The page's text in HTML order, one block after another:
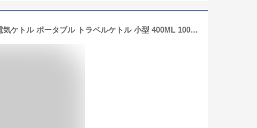
【ポイント最大10倍エント必要+500円割引】電気ケトル ポータブル トラベルケトル 小型 400ML 100V 300W 低消費電力 持ち運びケトル 湯沸かし 一人暮らし 電気ポット トラベル 湯沸かし器 水筒 急速沸かし 空焚き防止 漏れない お湯ポット ステンレス 二重構造 育児グッズ